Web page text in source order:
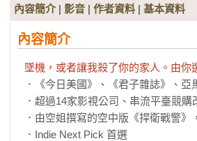
內容簡介| 影音 | 作者資料 | 基本資料
內容簡介
墜機，或者讓我殺了你的家人。由你
．《今日美國》、《君子雜誌》、
．超過14家影視公司、串流平臺競
．由空姐撰寫的空中版《捍衛戰警
．Indie Next Pick 首選